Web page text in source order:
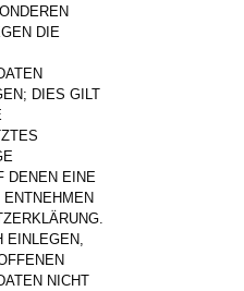
DIE
DIES GILT
DENEN EINE
EINLEGEN,
NICHT